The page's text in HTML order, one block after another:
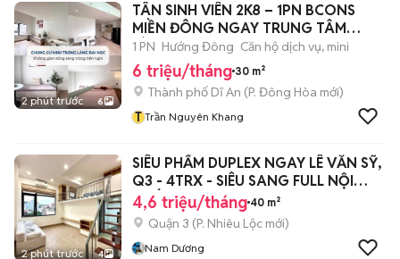
2 phút trước 6
TÂN SINH VIÊN 2K8 – 1PN BCONS
MIỀN ĐÔNG NGAY TRUNG TÂM
LÀNG ĐẠI HỌC
1 PN Hướng Đông Căn hộ dịch vụ, mini
6 triệu/tháng 30 m²
Thành phố Dĩ An (P. Đông Hòa mới)
T Trần Nguyên Khang
2 phút trước 4
SIÊU PHẨM DUPLEX NGAY LÊ VĂN SỸ,
Q3 - 4TRX - SIÊU SANG FULL NỘI
THẤT
4,6 triệu/tháng 40 m²
Quận 3 (P. Nhiêu Lộc mới)
Nam Dương